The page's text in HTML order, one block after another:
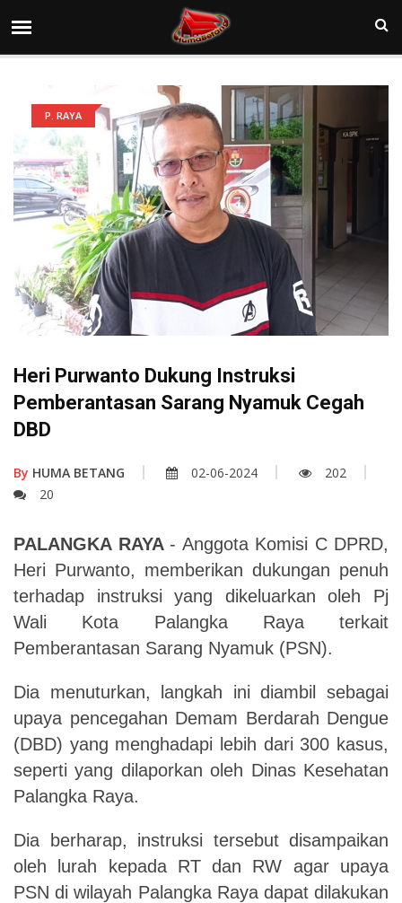
P. RAYA
Heri Purwanto Dukung Instruksi
Pemberantasan Sarang Nyamuk Cegah
DBD
By HUMA BETANG 02-06-2024
202
20
PALANGKA RAYA - Anggota Komisi C DPRD,
Heri Purwanto, memberikan dukungan penuh
terhadap instruksi yang dikeluarkan oleh Pj
Wali Kota Palangka Raya terkait
Pemberantasan Sarang Nyamuk (PSN).
Dia menuturkan, langkah ini diambil sebagai
upaya pencegahan Demam Berdarah Dengue
(DBD) yang menghadapi lebih dari 300 kasus,
seperti yang dilaporkan oleh Dinas Kesehatan
Palangka Raya.
Dia berharap, instruksi tersebut disampaikan
oleh lurah kepada RT dan RW agar upaya
PSN di wilayah Palangka Raya dapat dilakukan